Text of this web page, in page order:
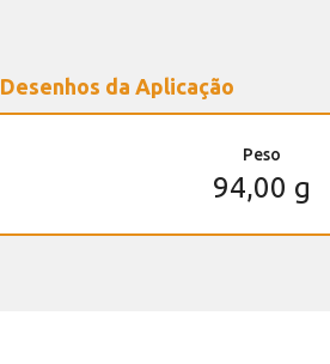
Desenhos da Aplicação
Peso
94,00 g